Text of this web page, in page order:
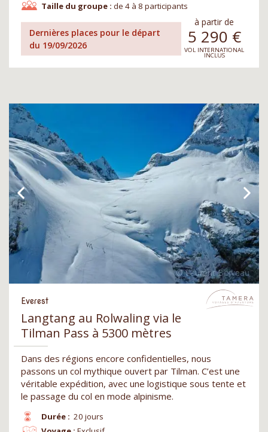
Taille du groupe : de 4 à 8 participants
Dernières places pour le départ
du 19/09/2026
à partir de
5 290 €
VOL INTERNATIONAL
INCLUS
Everest
Langtang au Rolwaling via le
Tilman Pass à 5300 mètres
Dans des régions encore confidentielles, nous
passons un col mythique ouvert par Tilman. C’est une
véritable expédition, avec une logistique sous tente et
le passage du col en mode alpinisme.
Durée : 20 jours